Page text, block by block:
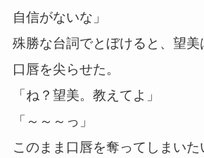
自信がないな」
殊勝な台詞でとぼけると、望美
口唇を尖らせた。
「ね？望美。教えてよ」
「～～～っ」
このまま口唇を奪ってしまい